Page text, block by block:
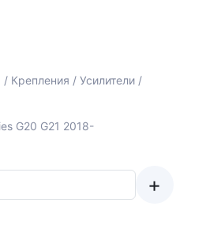
Крепления / Усилители /
G20 G21 2018-
+